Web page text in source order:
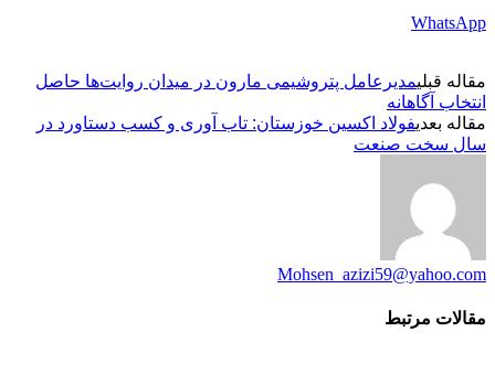
WhatsApp
مقاله قبلیمدیرعامل پتروشیمی مارون در میدان روایت‌ها حاصل
انتخاب آگاهانه
مقاله بعدیفولاد اکسین خوزستان: تاب آوری و کسب دستاورد در
سال سخت صنعت
Mohsen_azizi59@yahoo.com
مقالات مرتبط